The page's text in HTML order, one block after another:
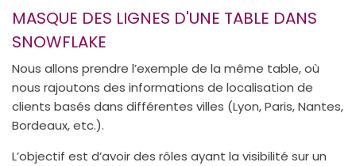
MASQUE DES LIGNES D'UNE TABLE DANS
SNOWFLAKE
Nous allons prendre l’exemple de la même table, où
nous rajoutons des informations de localisation de
clients basés dans différentes villes (Lyon, Paris, Nantes,
Bordeaux, etc.).
L’objectif est d’avoir des rôles ayant la visibilité sur un